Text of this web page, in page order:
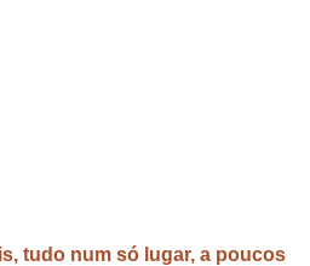
tudo num só lugar, a poucos